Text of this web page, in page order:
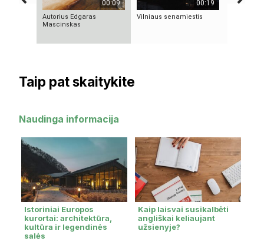
00:09
Autorius Edgaras
Mascinskas
00:19
Vilniaus senamiestis
Taip pat skaitykite
Naudinga informacija
Istoriniai Europos
kurortai: architektūra,
kultūra ir legendinės
salės
Kaip laisvai susikalbėti
angliškai keliaujant
užsienyje?